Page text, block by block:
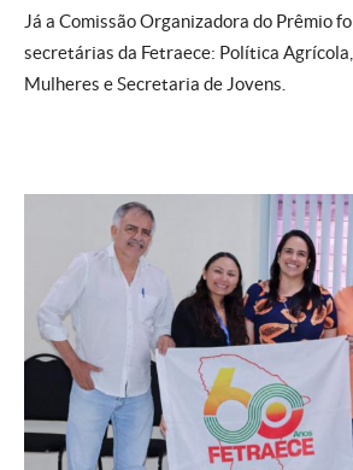
Já a Comissão Organizadora do Prêmio
secretárias da Fetraece: Política
Mulheres e Secretaria de Jovens.